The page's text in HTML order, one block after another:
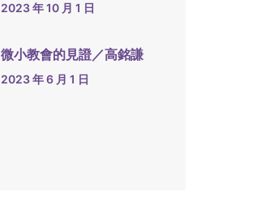
2023 年 10 月 1 日
微小教會的見證／高銘謙
2023 年 6 月 1 日